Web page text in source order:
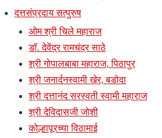
दत्तसंप्रदाय सत्पुरुष
ओम श्री चिले महाराज
डॉ. देवेंद्र रामचंद्र साठे
श्री गोपालबाबा महाराज, पिठापुर
श्री जनार्दनस्वामी खेर, बडोदा
श्री दत्तानंद सरस्वती स्वामी महाराज
श्री देविदासजी जोशी
कोल्हापूरच्या विठामाई